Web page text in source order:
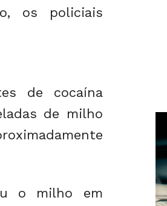
os policiais
de cocaína
de milho
o milho em